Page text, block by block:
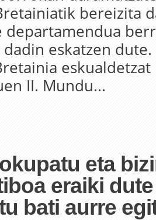
bereizita
departamendua
eskatzen
II. Mundu...
eta
eraiki
bati aurre